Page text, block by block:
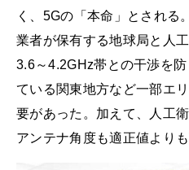
く、5Gの「本命」とされる
業者が保有する地球局と人
3.6～4.2GHz帯との干渉を
ている関東地方など一部エ
要があった。加えて、人工
アンテナ角度も適正値より